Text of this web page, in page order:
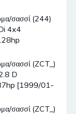
σασσί (244)
4x4
σασσί (ZCT_)
D
[1999/01-
σασσί (ZCT_)